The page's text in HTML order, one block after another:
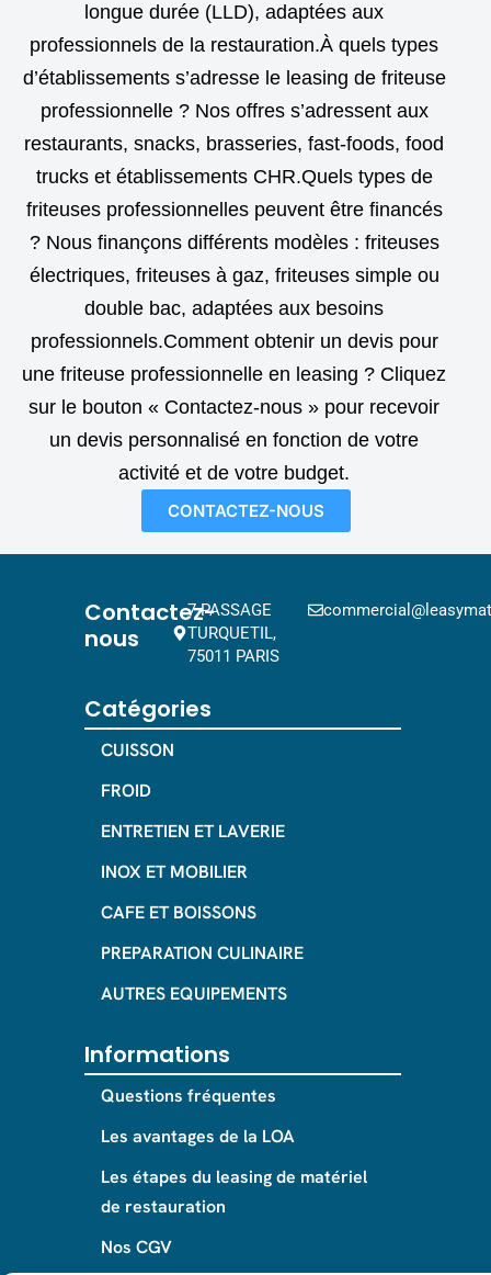
longue durée (LLD), adaptées aux
professionnels de la restauration.À quels types
d’établissements s’adresse le leasing de friteuse
professionnelle ? Nos offres s’adressent aux
restaurants, snacks, brasseries, fast-foods, food
trucks et établissements CHR.Quels types de
friteuses professionnelles peuvent être financés
? Nous finançons différents modèles : friteuses
électriques, friteuses à gaz, friteuses simple ou
double bac, adaptées aux besoins
professionnels.Comment obtenir un devis pour
une friteuse professionnelle en leasing ? Cliquez
sur le bouton « Contactez-nous » pour recevoir
un devis personnalisé en fonction de votre
activité et de votre budget.
CONTACTEZ-NOUS
Contactez-
nous
7 PASSAGE
TURQUETIL,
75011 PARIS
Catégories
CUISSON
FROID
ENTRETIEN ET LAVERIE
INOX ET MOBILIER
CAFE ET BOISSONS
PREPARATION CULINAIRE
AUTRES EQUIPEMENTS
Informations
Questions fréquentes
Les avantages de la LOA
Les étapes du leasing de matériel
de restauration
Nos CGV